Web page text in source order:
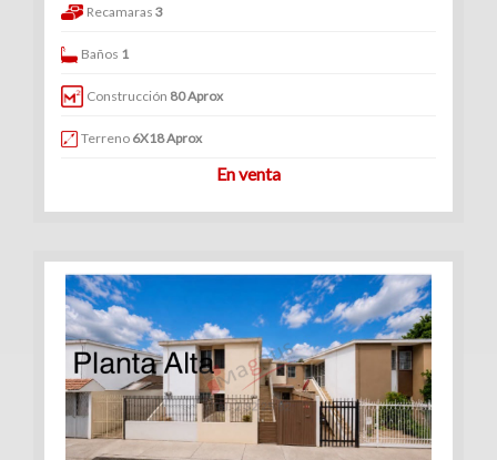
Recamaras 3
Baños 1
Construcción 80 Aprox
Terreno 6X18 Aprox
En venta